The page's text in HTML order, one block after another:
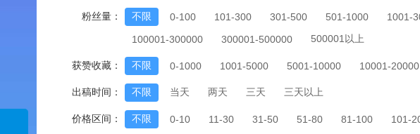
粉丝量： 不限 0-100 101-300 301-500 501-1000 1001-
100001-300000
300001-500000 500001以上
获赞收藏： 不限 0-1000 1001-5000 5001-10000 10001-20000
出稿时间： 不限 当天 两天 三天 三天以上
价格区间： 不限 0-10 11-30 31-50 51-80 81-100 101-